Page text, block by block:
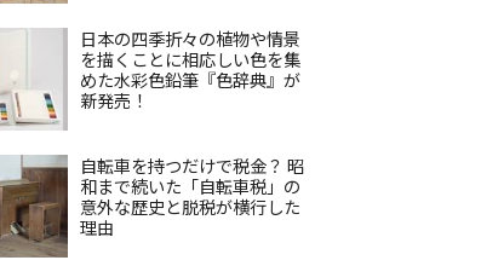
日本の四季折々の植物や情景
を描くことに相応しい色を集
めた水彩色鉛筆『色辞典』が
新発売！
自転車を持つだけで税金？ 昭
和まで続いた「自転車税」の
意外な歴史と脱税が横行した
理由